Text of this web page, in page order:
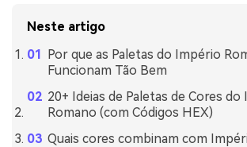
Neste artigo
Por que as Paletas do Império
Funcionam Tão Bem
20+ Ideias de Paletas de Cores do
Romano (com Códigos HEX)
Quais cores combinam com